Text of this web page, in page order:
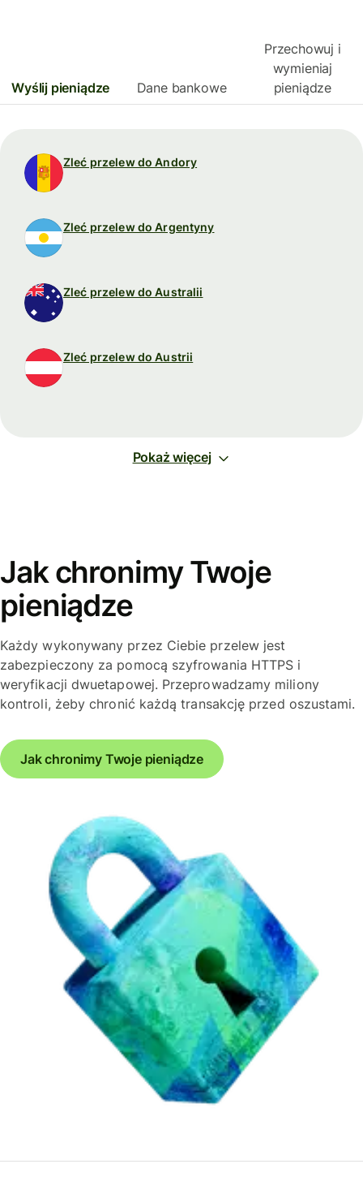
Wyślij pieniądze Dane bankowe
Przechowuj i
wymieniaj
pieniądze
Zleć przelew do Andory
Zleć przelew do Argentyny
Zleć przelew do Australii
Zleć przelew do Austrii
Pokaż więcej
Jak chronimy Twoje
pieniądze
Każdy wykonywany przez Ciebie przelew jest
zabezpieczony za pomocą szyfrowania HTTPS i
weryfikacji dwuetapowej. Przeprowadzamy miliony
kontroli, żeby chronić każdą transakcję przed oszustami.
Jak chronimy Twoje pieniądze